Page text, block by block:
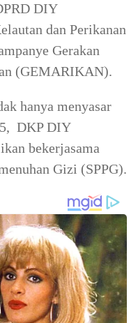
DIY
dan Perikanan
Gerakan
(GEMARIKAN).
hanya menyasar
DKP DIY
bekerjasama
Gizi (SPPG).